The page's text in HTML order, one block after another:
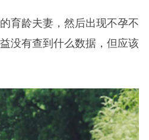
育龄夫妻，然后出现不孕不
没有查到什么数据，但应该